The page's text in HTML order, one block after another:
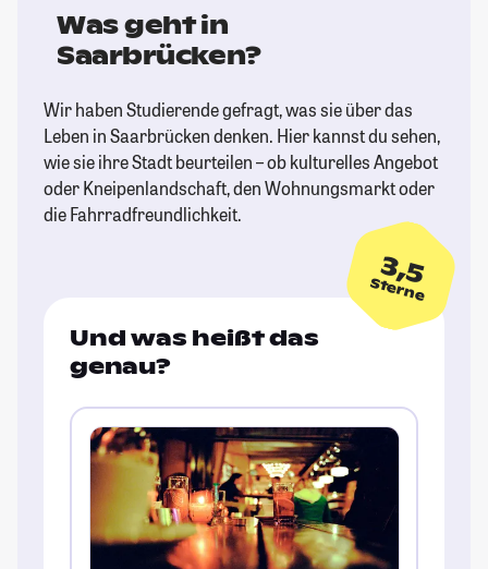
Was geht in
Saarbrücken?
Wir haben Studierende gefragt, was sie über das
Leben in Saarbrücken denken. Hier kannst du sehen,
wie sie ihre Stadt beurteilen – ob kulturelles Angebot
oder Kneipenlandschaft, den Wohnungsmarkt oder
die Fahrradfreundlichkeit.
3,5
Sterne
Und was heißt das
genau?